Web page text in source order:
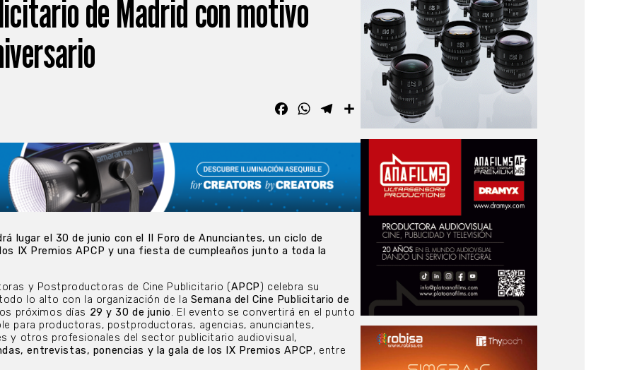
de Madrid con motivo
FacebookWhatsAppTelegramCompartir
lugar el 30 de junio con el II Foro de Anunciantes, un ciclo de
IX Premios APCP y una fiesta de cumpleaños junto a toda la
y Postproductoras de Cine Publicitario (APCP ) celebra su
lo alto con la organización de la Semana del Cine Publicitario de
próximos días 29 y 30 de junio. El evento se convertirá en el punto
para productoras, postproductoras, agencias, anunciantes,
y otros profesionales del sector publicitario audiovisual,
entrevistas, ponencias y la gala de los IX Premios APCP, entre